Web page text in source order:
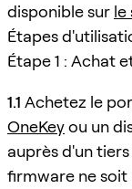
disponible sur le
Étapes
Étape 1 : Achat
1.1 Achetez le
OneKeyou un
auprès d'un
firmware ne soit